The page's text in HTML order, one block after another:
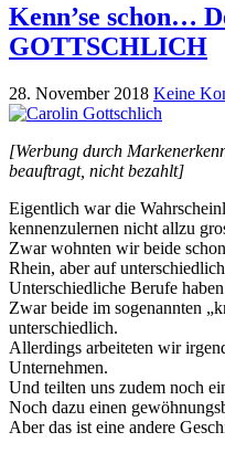
Kenn’se schon…
GOTTSCHLICH
28. November 2018 Keine
[Werbung durch
beauftragt, nicht bezahlt]
Eigentlich war die
kennenzulernen nicht allzu
Zwar wohnten wir beide
Rhein, aber auf
Unterschiedliche Berufe
Zwar beide im sogenannten
unterschiedlich.
Allerdings arbeiteten wir
Unternehmen.
Und teilten uns zudem noch
Noch dazu einen
Aber das ist eine andere